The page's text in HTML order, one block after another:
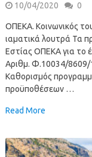
10/04/2020 0
ΟΠΕΚΑ. Κοινωνικός
ιαματικά λουτρά Τα
Εστίας ΟΠΕΚΑ για το
Αριθμ. Φ.10034/8609/
Καθορισμός
προϋποθέσεων …
Read More